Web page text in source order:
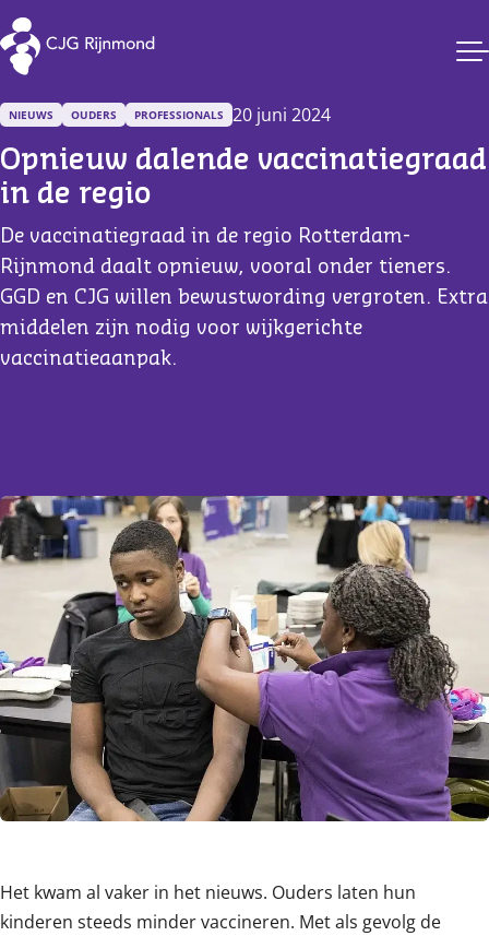
CJG Rijnmond
NIEUWS OUDERS PROFESSIONALS 20 juni 2024
Opnieuw dalende vaccinatiegraad
in de regio
De vaccinatiegraad in de regio Rotterdam-
Rijnmond daalt opnieuw, vooral onder tieners.
GGD en CJG willen bewustwording vergroten. Extra
middelen zijn nodig voor wijkgerichte
vaccinatieaanpak.
Het kwam al vaker in het nieuws. Ouders laten hun
kinderen steeds minder vaccineren. Met als gevolg de